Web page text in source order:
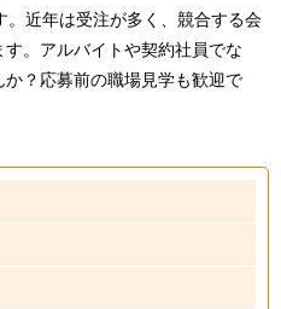
近年は受注が多く、競合する会
。アルバイトや契約社員でな
？応募前の職場見学も歓迎で